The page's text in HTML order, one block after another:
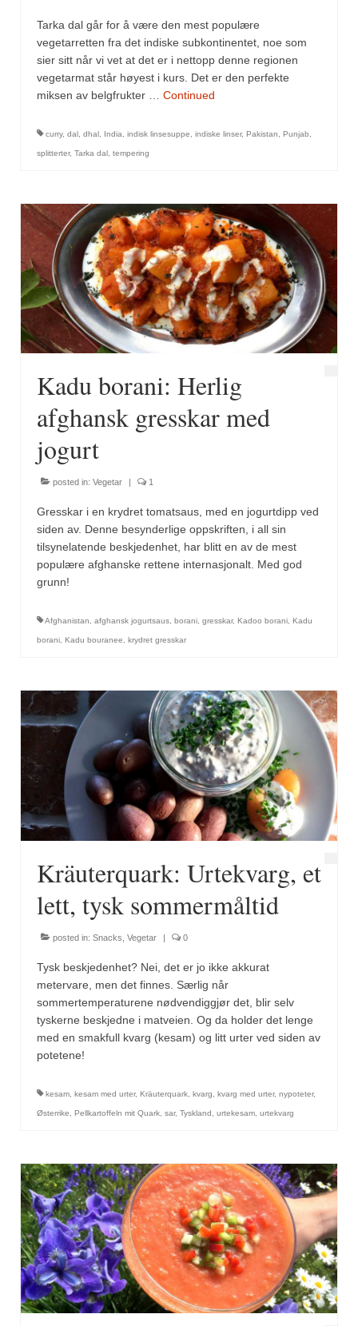
Tarka dal går for å være den mest populære
vegetarretten fra det indiske subkontinentet, noe som
sier sitt når vi vet at det er i nettopp denne regionen
vegetarmat står høyest i kurs. Det er den perfekte
miksen av belgfrukter … Continued
curry, dal dhal India indisk linsesuppe indiske linser, Pakistan Punjab
splitterter, Tarka dal tempering
Kadu borani: Herlig
afghansk gresskar med
jogurt
posted in: Vegetar 1
Gresskar i en krydret tomatsaus, med en jogurtdipp ved
siden av. Denne besynderlige oppskriften, i all sin
tilsynelatende beskjedenhet, har blitt en av de mest
populære afghanske rettene internasjonalt. Med god
grunn!
Afghanistan, afghansk jogurtsaus, borani, gresskar, Kadoo borani, Kadu
borani, Kadu bouranee, krydret gresskar
Kräuterquark: Urtekvarg, et
lett, tysk sommermåltid
posted in: Snacks Vegetar | 0
Tysk beskjedenhet? Nei, det er jo ikke akkurat
metervare, men det finnes. Særlig når
sommertemperaturene nødvendiggjør det, blir selv
tyskerne beskjedne i matveien. Og da holder det lenge
med en smakfull kvarg (kesam) og litt urter ved siden av
potetene!
kesam kesam med urter, Kräuterquark kvarg kvarg med urter, nypoteter,
Østerrike Pellkartoffeln mit Quark sar, Tyskland urtekesam urtekvarg